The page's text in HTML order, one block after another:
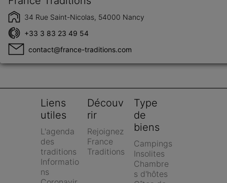
34 Rue Saint-Nicolas, 54000 Nancy
+33 3 83 23 49 54
contact@france-traditions.com
Liens
utiles
L'agenda
des
traditions
Informatio
ns
Découv
rir
Rejoignez
France
Traditions
Type
de
biens
Campings
Insolites
Chambre
s d'hôtes